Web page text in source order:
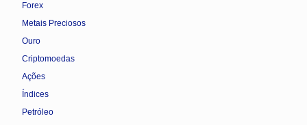
Forex
Metais Preciosos
Ouro
Criptomoedas
Ações
Índices
Petróleo